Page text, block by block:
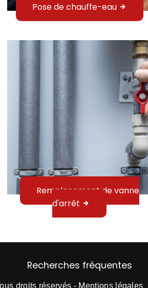
Pose de chauffe-eau
Remplacement de vanne
d'arrêt
Recherches fréquentes
droits réservés - Mentions légales